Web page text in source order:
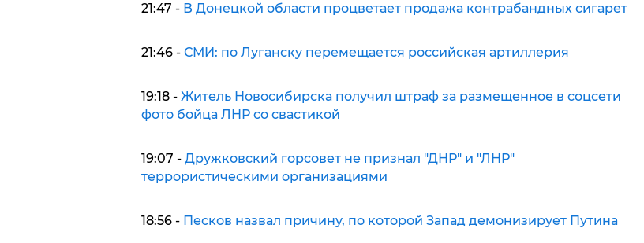
21:47 - В Донецкой области процветает продажа контрабандных сигарет
21:46 - СМИ: по Луганску перемещается российская артиллерия
19:18 - Житель Новосибирска получил штраф за размещенное в соцсети
фото бойца ЛНР со свастикой
19:07 - Дружковский горсовет не признал "ДНР" и "ЛНР"
террористическими организациями
18:56 - Песков назвал причину, по которой Запад демонизирует Путина